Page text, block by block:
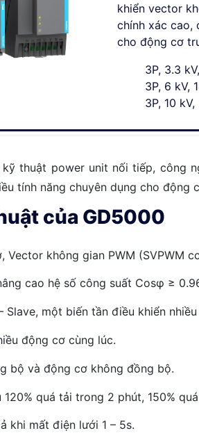
khiển vector
chính xác cao,
cho động cơ
3P, 3.3
3P, 6 kV,
3P, 10
thuật power unit nối tiếp, công
tính năng chuyên dụng cho động
của GD5000
Vector không gian PWM (SVPWM
cao hệ số công suất Cosφ ≥
Slave, một biến tần điều khiển
động cơ cùng lúc.
bộ và động cơ không đồng bộ.
120% quá tải trong 2 phút, 150%
khi mất điện lưới 1 – 5s.